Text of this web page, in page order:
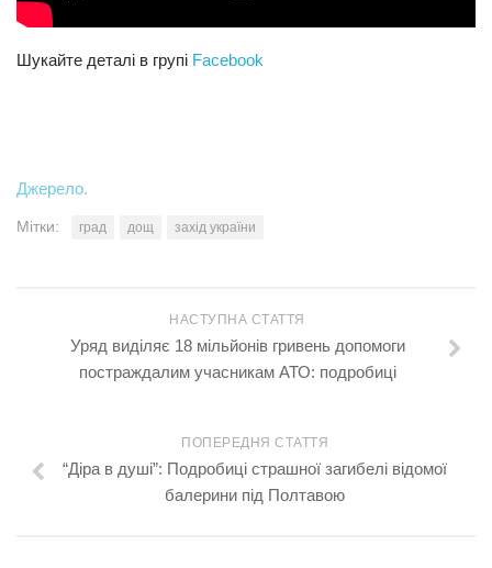
Шукайте деталі в групі Facebook
Джерело.
Мітки: град дощ захід україни
НАСТУПНА СТАТТЯ
Уряд виділяє 18 мільйонів гривень допомоги
постраждалим учасникам АТО: подробиці
ПОПЕРЕДНЯ СТАТТЯ
“Діра в душі”: Подробиці страшної загибелі відомої
балерини під Полтавою